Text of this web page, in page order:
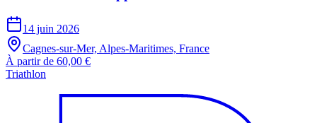
14 juin 2026
Cagnes-sur-Mer, Alpes-Maritimes, France
À partir de 60,00 €
Triathlon